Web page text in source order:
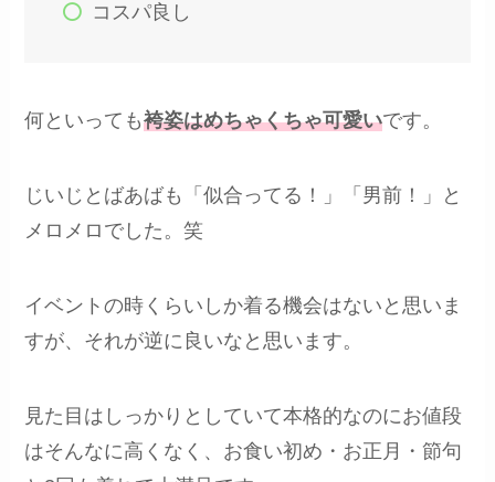
コスパ良し
何といっても袴姿はめちゃくちゃ可愛いです。
じいじとばあばも「似合ってる！」「男前！」と
メロメロでした。笑
イベントの時くらいしか着る機会はないと思いま
すが、それが逆に良いなと思います。
見た目はしっかりとしていて本格的なのにお値段
はそんなに高くなく、お食い初め・お正月・節句